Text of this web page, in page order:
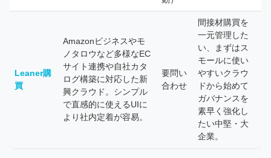
Leaner購
買
Amazonビジネスやモ
ノタロウなど多様なEC
サイト連携や自社カタ
ログ構築に対応した新
興クラウド。シンプル
で直感的に使えるUIに
より社内定着が容易。
要問い
合わせ
間接材購買を
一元管理した
い、まずはス
モールに使い
やすいクラウ
ドから始めて
ガバナンスを
素早く強化し
たい中堅・大
企業。